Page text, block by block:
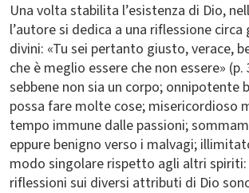
Una volta stabilita l’esistenza di Dio,
l’autore si dedica a una riflessione
divini: «Tu sei pertanto giusto, verace,
che è meglio essere che non essere» (p.
sebbene non sia un corpo; onnipotente
possa fare molte cose; misericordioso
tempo immune dalle passioni;
eppure benigno verso i malvagi;
modo singolare rispetto agli altri
riflessioni sui diversi attributi di Dio